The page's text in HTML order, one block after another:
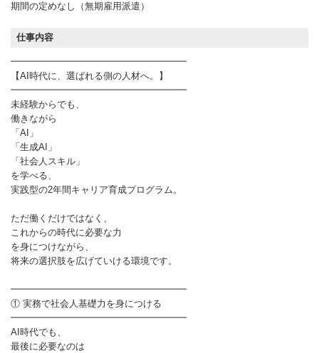
期間の定めなし（無期雇用派遣）
仕事内容
━━━━━━━━━━━━━━━━━━━
【AI時代に、選ばれる側の人材へ。】
━━━━━━━━━━━━━━━━━━━
未経験からでも、
働きながら
「AI」
「生成AI」
「社会人スキル」
を学べる、
実践型の2年間キャリア育成プログラム。
ただ働くだけではなく、
これからの時代に必要な力
を身につけながら、
将来の選択肢を広げていける環境です。
━━━━━━━━━━━━━━━━━━━
① 実務で社会人基礎力を身につける
━━━━━━━━━━━━━━━━━━━
AI時代でも、
最後に必要なのは